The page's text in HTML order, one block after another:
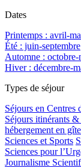
Dates
Printemps : avril-
Été : juin-septembre
Automne : octobre-
Hiver : décembre-
Types de séjour
Séjours en Centres
Séjours itinérants
hébergement en
Sciences et Sports
Sciences pour
Journalisme